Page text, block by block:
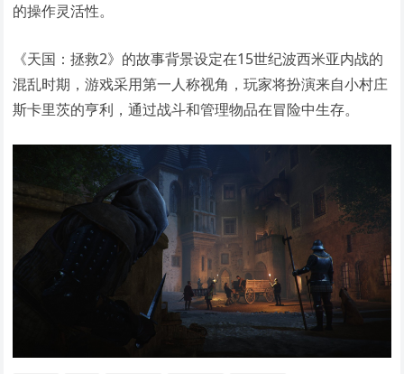
的操作灵活性。
《天国：拯救2》的故事背景设定在15世纪波西米亚内战的
混乱时期，游戏采用第一人称视角，玩家将扮演来自小村庄
斯卡里茨的亨利，通过战斗和管理物品在冒险中生存。